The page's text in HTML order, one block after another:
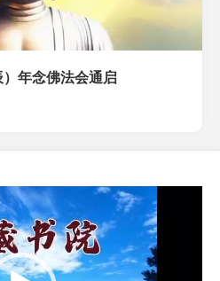
年念佛法会通启